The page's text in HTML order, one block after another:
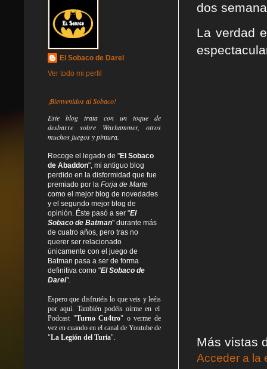
dos
La verdad
Más vistas
Acceder a la
El Sobaco de Darel
Ver todo mi perfil
¡Bienvenidos al Sobaco!
Este blog trata con un toque de
desbarre sobre Warhammer, otros
muchos juegos y pintura.
Recoge el legado de "El Sobaco
de Abaddon", mi antiguo blog
perdido en la disformidad que fue
premiado por la Forja de Marte
como el mejor blog de novedades
y el segundo mejor blog de
opinión. Éste pasó a ser "El
Sobaco de Batman" durante más
de cuatro años, pero tras no
querer ser relacionado
únicamente con el juego de
Batman pasa a ser de forma
definitiva como "El Sobaco de
Darel".
Espero que disfrutéis lo queveis yleéis
por aquí. También podéis oírme en el
Podcast "Turno Cu4tro" o verme de
vez en cuando en el canal de Youtube de
"La Legión del Turia".